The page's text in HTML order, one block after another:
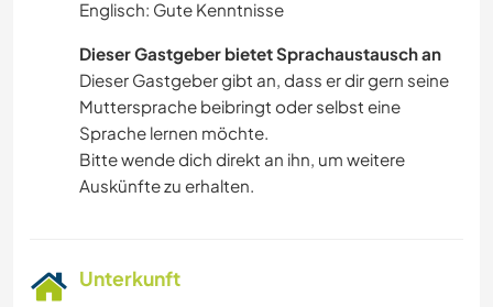
Englisch: Gute Kenntnisse
Dieser Gastgeber bietet Sprachaustausch an
Dieser Gastgeber gibt an, dass er dir gern seine
Muttersprache beibringt oder selbst eine
Sprache lernen möchte.
Bitte wende dich direkt an ihn, um weitere
Auskünfte zu erhalten.
Unterkunft